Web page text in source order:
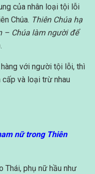
của nhân loại tội lỗi
Chúa. Thiên Chúa hạ
– Chúa làm người để
với người tội lỗi, thì
và loại trừ nhau
nữ trong Thiên
Thái, phụ nữ hầu như